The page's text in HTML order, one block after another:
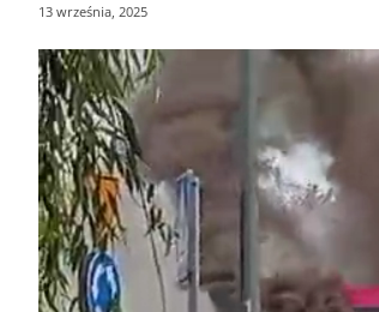
13 września, 2025